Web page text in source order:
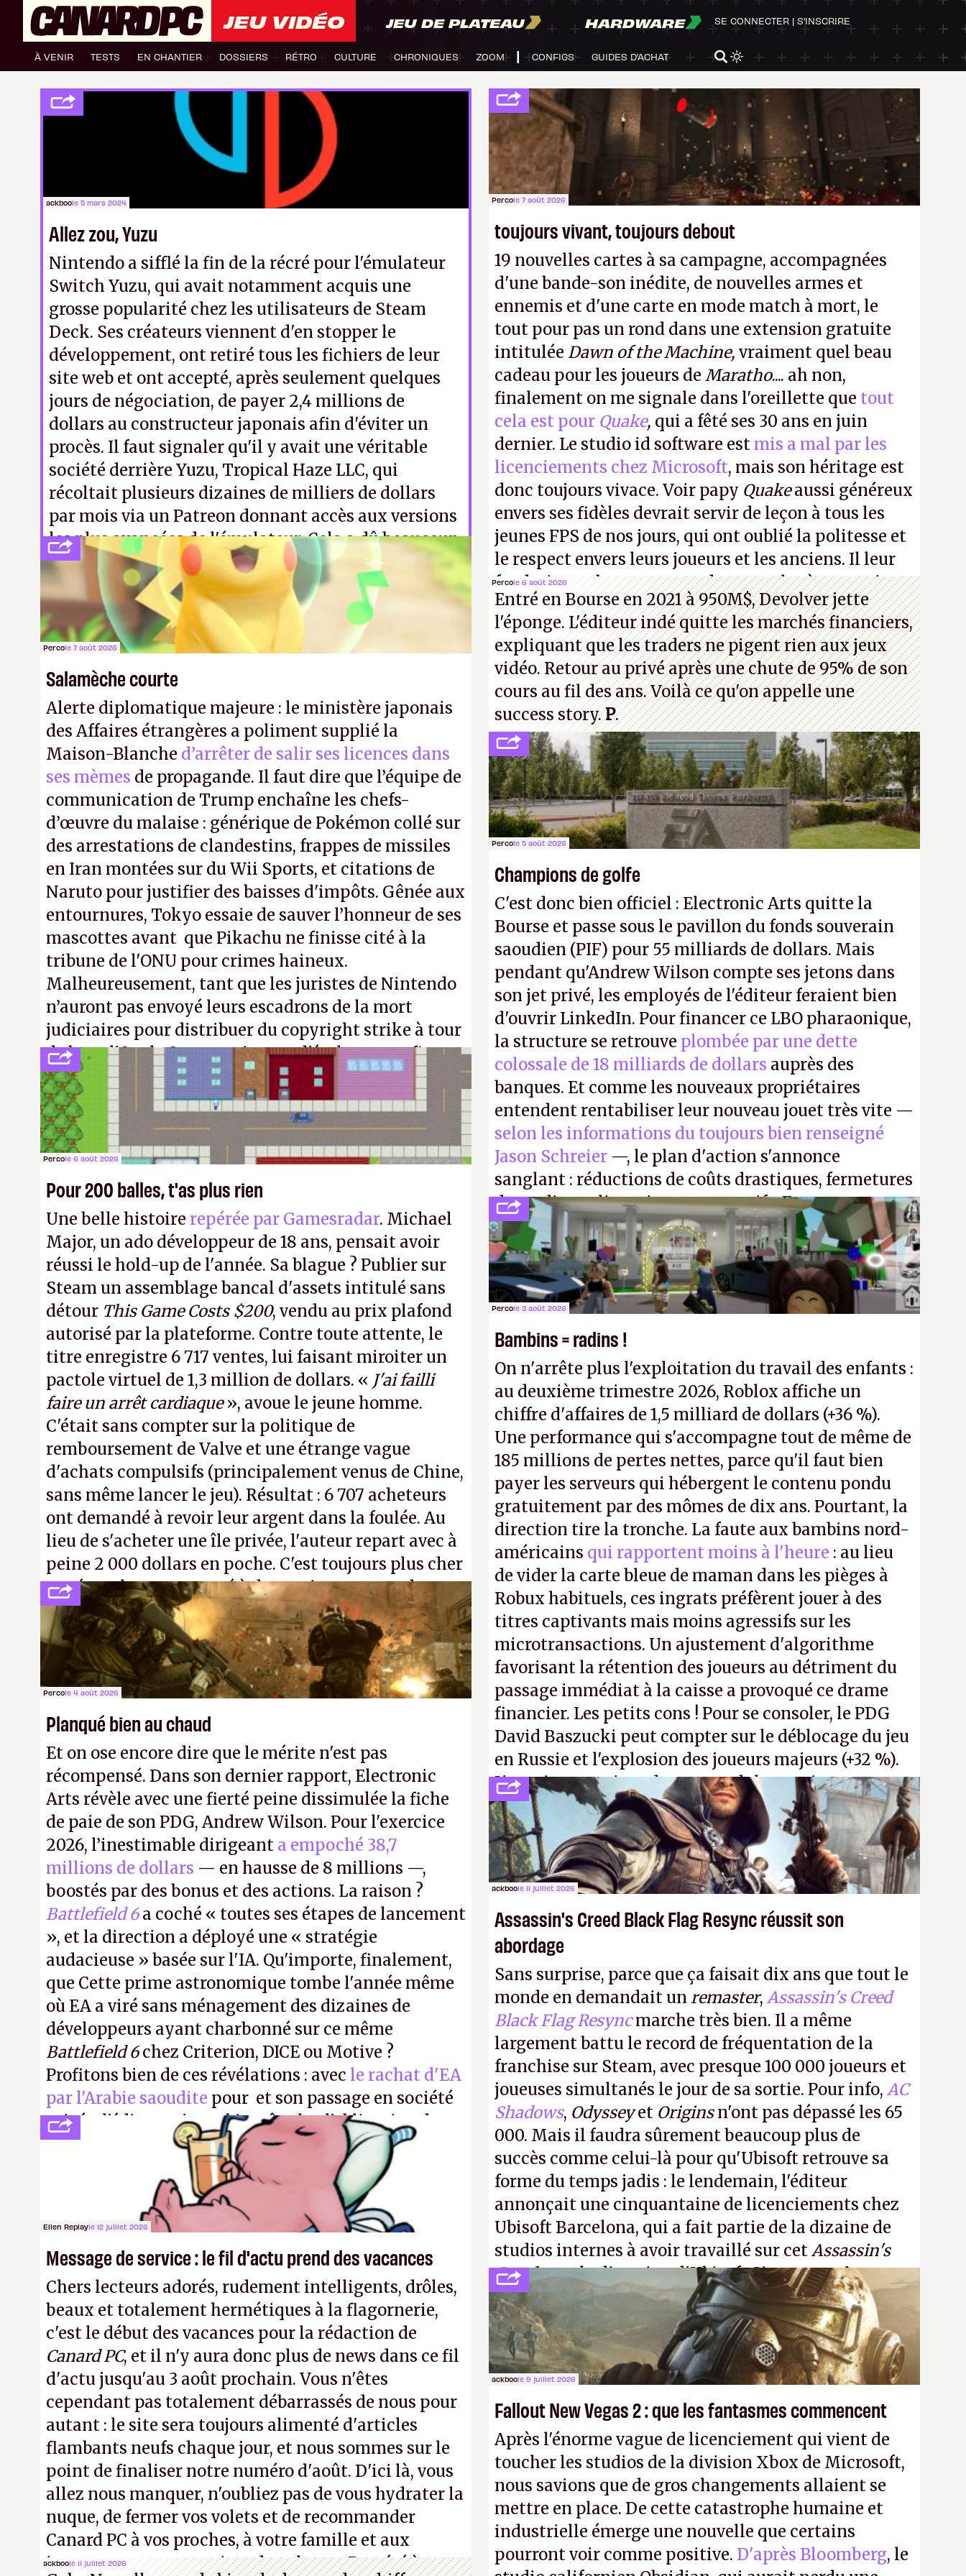
JEU VIDÉO JEU DE PLATEAU HARDWARE
À VENIR TESTS EN CHANTIER DOSSIERS RÉTRO CULTURE CHRONIQUES ZOOM CONFIGS GUIDES D'ACHAT
SE CONNECTER | S'INSCRIRE
ackboole 5 mars 2024
Allez zou, Yuzu
Nintendo a sifflé la fin de la récré pour l'émulateur
Switch Yuzu, qui avait notamment acquis une
grosse popularité chez les utilisateurs de Steam
Deck. Ses créateurs viennent d'en stopper le
développement, ont retiré tous les fichiers de leur
site web et ont accepté, après seulement quelques
jours de négociation, de payer 2,4 millions de
dollars au constructeur japonais afin d'éviter un
procès. Il faut signaler qu'il y avait une véritable
société derrière Yuzu, Tropical Haze LLC, qui
récoltait plusieurs dizaines de milliers de dollars
par mois via un Patreon donnant accès aux versions
les plus avancées de l'émulateur. Cela a dû beaucoup
énerver Nintendo.A.
Percole 7 août 2026
toujours vivant, toujours debout
19 nouvelles cartes à sa campagne, accompagnées
d'une bande-son inédite, de nouvelles armes et
ennemis et d'une carte en mode match à mort, le
tout pour pas un rond dans une extension gratuite
intitulée Dawn of the Machine, vraiment quel beau
cadeau pour les joueurs de Maratho.... ah non,
finalement on me signale dans l'oreillette que tout
cela est pour Quake, qui a fêté ses 30 ans en juin
dernier. Le studio id software est mis a mal par les
licenciements chez Microsoft, mais son héritage est
donc toujours vivace. Voir papy Quakeaussi généreux
envers ses fidèles devrait servir de leçon à tous les
jeunes FPS de nos jours, qui ont oublié la politesse et
le respect envers leurs joueurs et les anciens. Il leur
faudrait une bonne guerre des consoles à ces petits
cons ! P.
Percole 7 août 2026
Salamèche courte
Alerte diplomatique majeure : le ministère japonais
des Affaires étrangères a poliment supplié la
Maison-Blanche d’arrêter de salir ses licences dans
ses mèmes de propagande. Il faut dire que l’équipe de
communication de Trump enchaîne les chefs-
d’œuvre du malaise : générique de Pokémon collé sur
des arrestations de clandestins, frappes de missiles
en Iran montées sur du Wii Sports, et citations de
Naruto pour justifier des baisses d'impôts. Gênée aux
entournures, Tokyo essaie de sauver l’honneur de ses
mascottes avant que Pikachu ne finisse cité à la
tribune de l'ONU pour crimes haineux.
Malheureusement, tant que les juristes de Nintendo
n’auront pas envoyé leurs escadrons de la mort
judiciaires pour distribuer du copyright strike à tour
de bras, l'Oncle Sam continuera d'étaler sa confiture
intellectuelle sur vos souvenirs d'enfance.P.
Percole 6 août 2026
Entré en Bourse en 2021 à 950M$, Devolver jette
l'éponge. L'éditeur indé quitte les marchés financiers,
expliquant que les traders ne pigent rien aux jeux
vidéo. Retour au privé après une chute de 95% de son
cours au fil des ans. Voilà ce qu'on appelle une
success story.P.
Percole 6 août 2026
Pour 200 balles, t'as plus rien
Une belle histoire repérée par Gamesradar. Michael
Major, un ado développeur de 18 ans, pensait avoir
réussi le hold-up de l'année. Sa blague ? Publier sur
Steam un assemblage bancal d'assets intitulé sans
détour This Game Costs $200, vendu au prix plafond
autorisé par la plateforme. Contre toute attente, le
titre enregistre 6 717 ventes, lui faisant miroiter un
pactole virtuel de 1,3 million de dollars. « J'ai failli
faire un arrêt cardiaque», avoue le jeune homme.
C'était sans compter sur la politique de
remboursement de Valve et une étrange vague
d'achats compulsifs (principalement venus de Chine,
sans même lancer le jeu). Résultat : 6 707 acheteurs
ont demandé à revoir leur argent dans la foulée. Au
lieu de s'acheter une île privée, l'auteur repart avec à
peine 2 000 dollars en poche. C'est toujours plus cher
payé que le temps passé à dev, mais ça apprendra aux
petits malins qu'on ne braque pas Gabe Newell aussi
facilement.P.
Percole 5 août 2026
Champions de golfe
C'est donc bien officiel : Electronic Arts quitte la
Bourse et passe sous le pavillon du fonds souverain
saoudien (PIF) pour 55 milliards de dollars. Mais
pendant qu'Andrew Wilson compte ses jetons dans
son jet privé, les employés de l'éditeur feraient bien
d'ouvrir LinkedIn. Pour financer ce LBO pharaonique,
la structure se retrouve plombée par une dette
colossale de 18 milliards de dollars auprès des
banques. Et comme les nouveaux propriétaires
entendent rentabiliser leur nouveau jouet très vite —
selon les informations du toujours bien renseigné
Jason Schreier —, le plan d'action s'annonce
sanglant : réductions de coûts drastiques, fermetures
de studios et licenciements massifs. En gros, essorer
FCet Battlefield, puis virer le reste.P.
Percole 4 août 2026
Planqué bien au chaud
Et on ose encore dire que le mérite n'est pas
récompensé. Dans son dernier rapport, Electronic
Arts révèle avec une fierté peine dissimulée la fiche
de paie de son PDG, Andrew Wilson. Pour l'exercice
2026, l’inestimable dirigeant a empoché 38,7
millions de dollars — en hausse de 8 millions —,
boostés par des bonus et des actions. La raison ?
Battlefield 6a coché « toutes ses étapes de lancement
», et la direction a déployé une « stratégie
audacieuse » basée sur l'IA. Qu'importe, finalement,
que Cette prime astronomique tombe l'année même
où EA a viré sans ménagement des dizaines de
développeurs ayant charbonné sur ce même
Battlefield 6chez Criterion, DICE ou Motive ?
Profitons bien de ces révélations : avec le rachat d'EA
par l'Arabie saoudite pour et son passage en société
privée, l'éditeur n'aura bientôt plus l'obligation de
publier ses bilans. Encore une victoire pour la
Percole 3 août 2026
Bambins = radins !
On n'arrête plus l'exploitation du travail des enfants :
au deuxième trimestre 2026, Roblox affiche un
chiffre d'affaires de 1,5 milliard de dollars (+36 %).
Une performance qui s'accompagne tout de même de
185 millions de pertes nettes, parce qu'il faut bien
payer les serveurs qui hébergent le contenu pondu
gratuitement par des mômes de dix ans. Pourtant, la
direction tire la tronche. La faute aux bambins nord-
américains qui rapportent moins à l'heure : au lieu
de vider la carte bleue de maman dans les pièges à
Robux habituels, ces ingrats préfèrent jouer à des
titres captivants mais moins agressifs sur les
microtransactions. Un ajustement d'algorithme
favorisant la rétention des joueurs au détriment du
passage immédiat à la caisse a provoqué ce drame
financier. Les petits cons ! Pour se consoler, le PDG
David Baszucki peut compter sur le déblocage du jeu
en Russie et l'explosion des joueurs majeurs (+32 %).
L'avenir appartient donc aux adultes, qui ne sont
jamais que des enfants avec du pouvoir d'achat.P.
Ellen Replayle 12 juillet 2026
Message de service : le fil d'actu prend des vacances
Chers lecteurs adorés, rudement intelligents, drôles,
beaux et totalement hermétiques à la flagornerie,
c'est le début des vacances pour la rédaction de
Canard PC, et il n'y aura donc plus de news dans ce fil
d'actu jusqu'au 3 août prochain. Vous n'êtes
cependant pas totalement débarrassés de nous pour
autant : le site sera toujours alimenté d'articles
flambants neufs chaque jour, et nous sommes sur le
point de finaliser notre numéro d'août. D'ici là, vous
allez nous manquer, n'oubliez pas de vous hydrater la
nuque, de fermer vos volets et de recommander
Canard PC à vos proches, à votre famille et aux
inconnus que vous croisez dans la rue. Bon été à tous
ackboole 11 juillet 2026
Assassin's Creed Black Flag Resync réussit son
abordage
Sans surprise, parce que ça faisait dix ans que tout le
monde en demandait un remaster, Assassin's Creed
Black Flag Resyncmarche très bien. Il a même
largement battu le record de fréquentation de la
franchise sur Steam, avec presque 100 000 joueurs et
joueuses simultanés le jour de sa sortie. Pour info, AC
Shadows, Odysseyet Originsn'ont pas dépassé les 65
000. Mais il faudra sûrement beaucoup plus de
succès comme celui-là pour qu'Ubisoft retrouve sa
forme du temps jadis : le lendemain, l'éditeur
annonçait une cinquantaine de licenciements chez
Ubisoft Barcelona, qui a fait partie de la dizaine de
studios internes à avoir travaillé sur cetAssassin's
Creedsous la direction d'Ubisoft Singapour.A.
ackboole 11 juillet 2026
ackboole 9 juillet 2026
Fallout New Vegas 2 : que les fantasmes commencent
Après l'énorme vague de licenciement qui vient de
toucher les studios de la division Xbox de Microsoft,
nous savions que de gros changements allaient se
mettre en place. De cette catastrophe humaine et
industrielle émerge une nouvelle que certains
pourront voir comme positive. D'après Bloomberg, le